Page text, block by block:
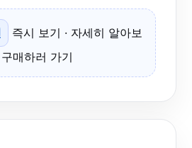
즉시 보기 · 자세히 알아보
매하러 가기